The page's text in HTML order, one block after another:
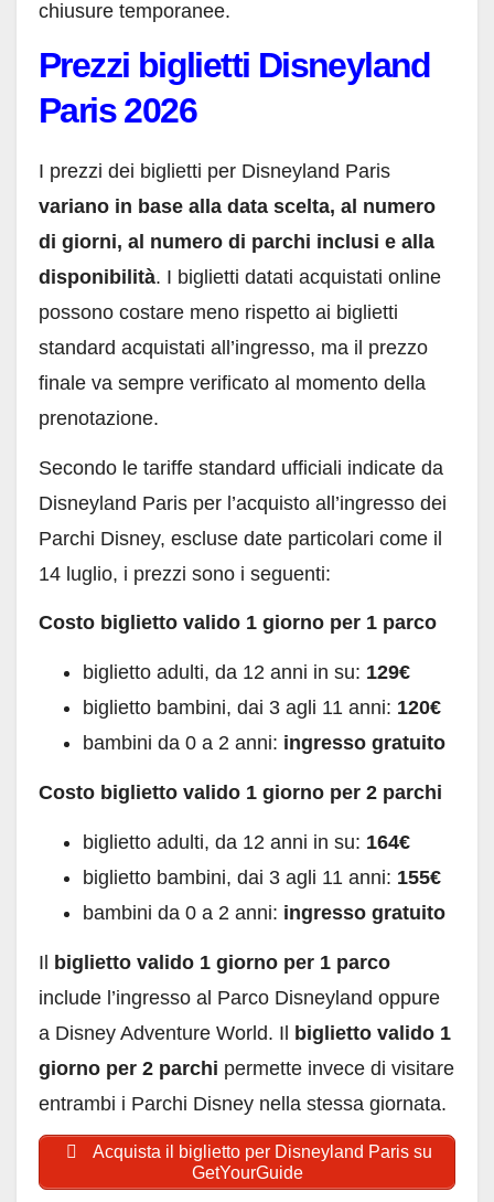
chiusure temporanee.
Prezzi biglietti Disneyland
Paris 2026
I prezzi dei biglietti per Disneyland Paris
variano in base alla data scelta, al numero
di giorni, al numero di parchi inclusi e alla
disponibilità. I biglietti datati acquistati online
possono costare meno rispetto ai biglietti
standard acquistati all’ingresso, ma il prezzo
finale va sempre verificato al momento della
prenotazione.
Secondo le tariffe standard ufficiali indicate da
Disneyland Paris per l’acquisto all’ingresso dei
Parchi Disney, escluse date particolari come il
14 luglio, i prezzi sono i seguenti:
Costo biglietto valido 1 giorno per 1 parco
biglietto adulti, da 12 anni in su: 129€
biglietto bambini, dai 3 agli 11 anni: 120€
bambini da 0 a 2 anni: ingresso gratuito
Costo biglietto valido 1 giorno per 2 parchi
biglietto adulti, da 12 anni in su: 164€
biglietto bambini, dai 3 agli 11 anni: 155€
bambini da 0 a 2 anni: ingresso gratuito
Il biglietto valido 1 giorno per 1 parco
include l’ingresso al Parco Disneyland oppure
a Disney Adventure World. Il biglietto valido 1
giorno per 2 parchi permette invece di visitare
entrambi i Parchi Disney nella stessa giornata.
Acquista il biglietto per Disneyland Paris su
GetYourGuide